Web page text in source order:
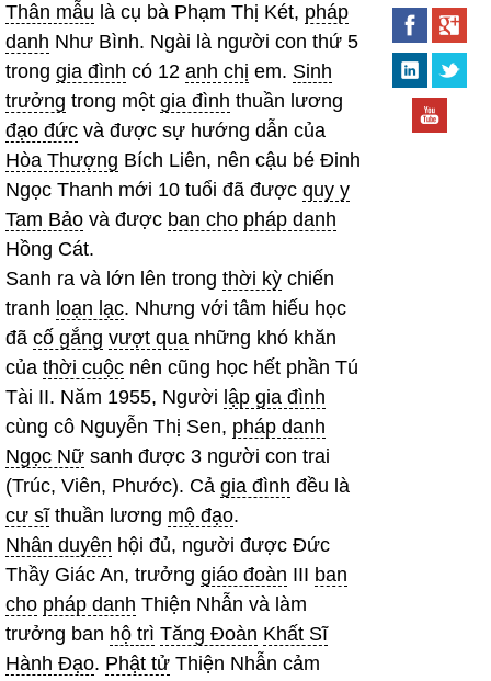
Thân mẫu là cụ bà Phạm Thị Két, pháp
danh Như Bình. Ngài là người con thứ 5
trong gia đình có 12 anh chị em. Sinh
trưởng trong một gia đình thuần lương
đạo đức và được sự hướng dẫn của
Hòa Thượng Bích Liên, nên cậu bé Đinh
Ngọc Thanh mới 10 tuổi đã được quy y
Tam Bảo và được ban cho pháp danh
Hồng Cát.
Sanh ra và lớn lên trong thời kỳ chiến
tranh loạn lạc. Nhưng với tâm hiếu học
đã cố gắng vượt qua những khó khăn
của thời cuộc nên cũng học hết phần Tú
Tài II. Năm 1955, Người lập gia đình
cùng cô Nguyễn Thị Sen, pháp danh
Ngọc Nữ sanh được 3 người con trai
(Trúc, Viên, Phước). Cả gia đình đều là
cư sĩthuần lương mộ đạo.
Nhân duyên hội đủ, người được Đức
Thầy Giác An, trưởng giáo đoàn III ban
cho pháp danh Thiện Nhẫn và làm
trưởng ban hộ trì Tăng Đoàn Khất Sĩ
Hành Đạo. Phật tử Thiện Nhẫn cảm